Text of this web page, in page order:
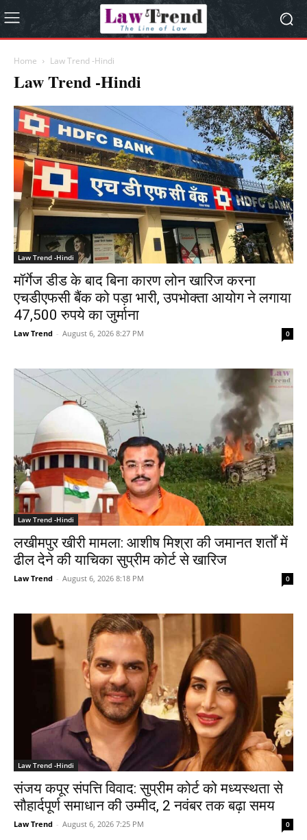
Home Law Trend -Hindi
Law Trend -Hindi
Law Trend -Hindi
मॉर्गेज डीड के बाद बिना कारण लोन खारिज करना
एचडीएफसी बैंक को पड़ा भारी, उपभोक्ता आयोग ने लगाया
47,500 रुपये का जुर्माना
Law Trend - August 6, 2026 8:27 PM 0
Law Trend -Hindi
लखीमपुर खीरी मामला: आशीष मिश्रा की जमानत शर्तों में
ढील देने की याचिका सुप्रीम कोर्ट से खारिज
Law Trend - August 6, 2026 8:18 PM 0
Law Trend -Hindi
संजय कपूर संपत्ति विवाद: सुप्रीम कोर्ट को मध्यस्थता से
सौहार्दपूर्ण समाधान की उम्मीद, 2 नवंबर तक बढ़ा समय
Law Trend - August 6, 2026 7:25 PM 0